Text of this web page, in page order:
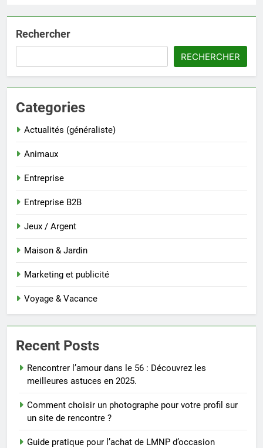
Rechercher
RECHERCHER
Categories
Actualités (généraliste)
Animaux
Entreprise
Entreprise B2B
Jeux / Argent
Maison & Jardin
Marketing et publicité
Voyage & Vacance
Recent Posts
Rencontrer l’amour dans le 56 : Découvrez les
meilleures astuces en 2025.
Comment choisir un photographe pour votre profil sur
un site de rencontre ?
Guide pratique pour l’achat de LMNP d’occasion